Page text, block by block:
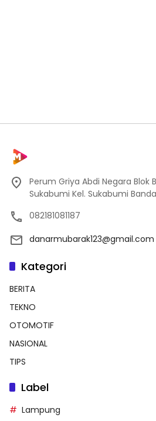
Perum Griya Abdi Negara Blok
Sukabumi Kel. Sukabumi
082181081187
danarmubarak123@gmail.com
Kategori
BERITA
TEKNO
OTOMOTIF
NASIONAL
TIPS
Label
Lampung